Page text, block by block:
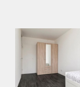
Huurtoeslag
Mogelijk
Inkomen eis
2,6 X De bruto huur
Huurtermijn